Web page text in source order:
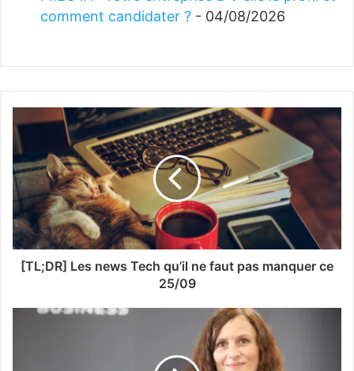
comment candidater ? - 04/08/2026
[TL;DR] Les news Tech qu’il ne faut pas manquer ce
25/09